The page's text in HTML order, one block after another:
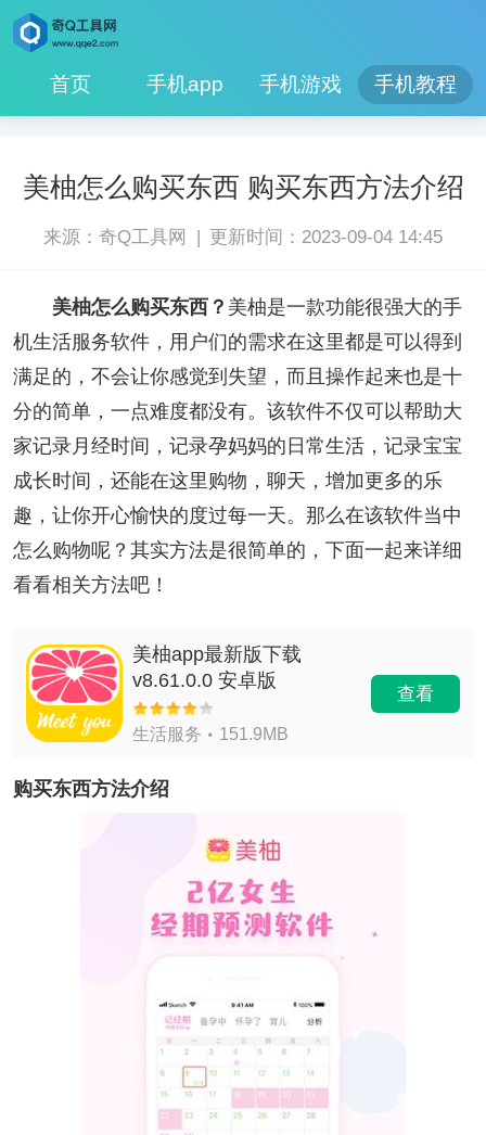
首页 手机app 手机游戏 手机教程
美柚怎么购买东西 购买东西方法介绍
来源：奇Q工具网 | 更新时间：2023-09-04 14:45
美柚怎么购买东西？ 美柚是一款功能很强大的手
机生活服务软件，用户们的需求在这里都是可以得到
满足的，不会让你感觉到失望，而且操作起来也是十
分的简单，一点难度都没有。该软件不仅可以帮助大
家记录月经时间，记录孕妈妈的日常生活，记录宝宝
成长时间，还能在这里购物，聊天，增加更多的乐
趣，让你开心愉快的度过每一天。那么在该软件当中
怎么购物呢？其实方法是很简单的，下面一起来详细
看看相关方法吧！
美柚app最新版下载
v8.61.0.0 安卓版
生活服务 151.9MB
查看
购买东西方法介绍